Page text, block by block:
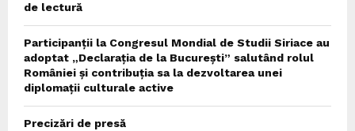
de lectură
Participanții la Congresul Mondial de Studii Siriace au
adoptat „Declarația de la București” salutând rolul
României și contribuția sa la dezvoltarea unei
diplomații culturale active
Precizări de presă